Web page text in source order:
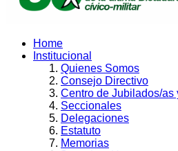
Home
Institucional
Quienes Somos
Consejo Directivo
Centro de Jubilados/as
Seccionales
Delegaciones
Estatuto
Memorias